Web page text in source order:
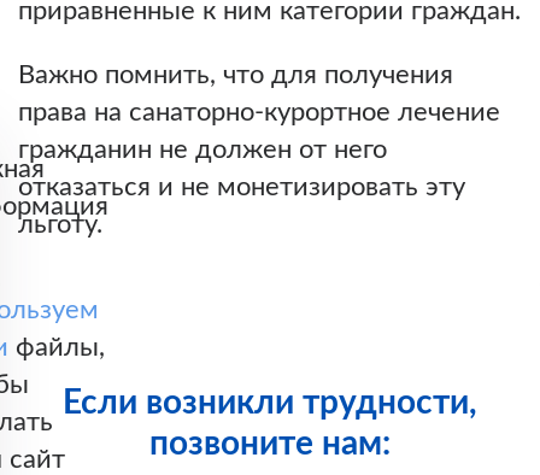
приравненные к ним категории граждан.
Важно помнить, что для получения
права на санаторно-курортное лечение
гражданин не должен от него
отказаться и не монетизировать эту
льготу.
Если возникли трудности,
позвоните нам:
файлы,